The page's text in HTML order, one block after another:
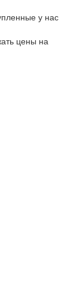
у нас
цены на